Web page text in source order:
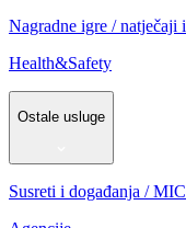
Nagradne igre / natječaji
Health&Safety
Ostale usluge
Susreti i događanja /